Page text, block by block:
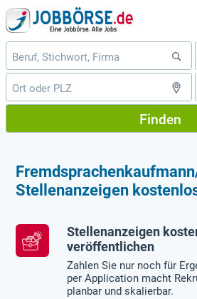
Finden
Stellenanzeigen
Stellenanzeigen
veröffentlichen
Zahlen Sie nur noch für
per Application macht
planbar und skalierbar.